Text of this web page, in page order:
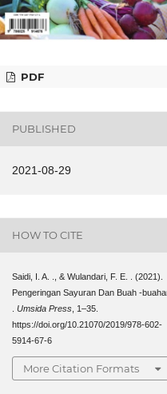
PDF
PUBLISHED
2021-08-29
HOW TO CITE
Saidi, I. A. ., & Wulandari, F. E. . (2021).
Pengeringan Sayuran Dan Buah -
.Umsida Press , 1–35.
https://doi.org/10.21070/2019/978-602-
5914-67-6
More Citation Formats